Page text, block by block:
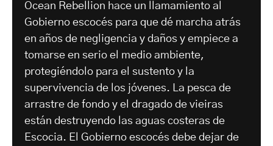
Ocean Rebellion hace un llamamiento al
Gobierno escocés para que dé marcha atrás
en años de negligencia y daños y empiece a
tomarse en serio el medio ambiente,
protegiéndolo para el sustento y la
supervivencia de los jóvenes. La pesca de
arrastre de fondo y el dragado de vieiras
están destruyendo las aguas costeras de
Escocia. El Gobierno escocés debe dejar de